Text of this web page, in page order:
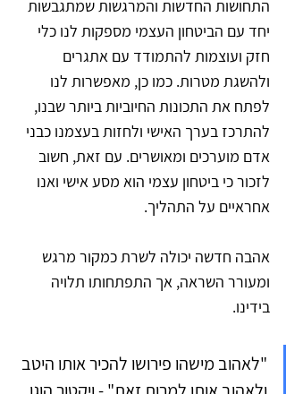
התחושות החדשות והמרגשות שמתגבשות
יחד עם הביטחון העצמי מספקות לנו כלי
חזק ועוצמות להתמודד עם אתגרים
ולהשגת מטרות. כמו כן, מאפשרות לנו
לפתח את התכונות החיוביות ביותר שבנו,
להתרכז בערך האישי ולחזות בעצמנו כבני
אדם מוערכים ומאושרים. עם זאת, חשוב
לזכור כי ביטחון עצמי הוא מסע אישי ואנו
אחראיים על התהליך.
אהבה חדשה יכולה לשרת כמקור מרגש
ומעורר השראה, אך התפתחותו תלויה
בידינו.
"לאהוב מישהו פירושו להכיר אותו היטב